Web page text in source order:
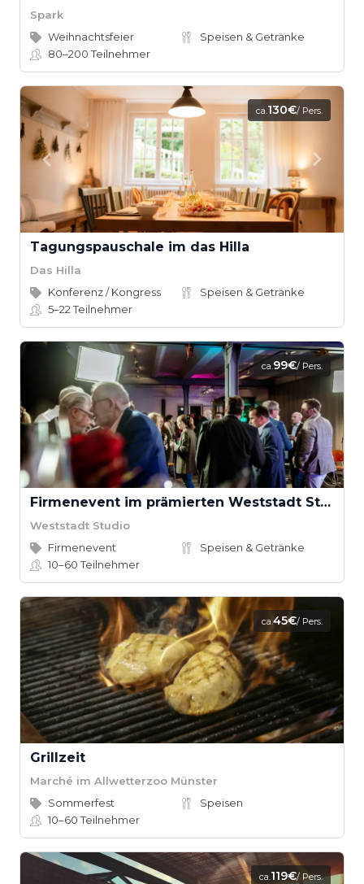
Spark
Weihnachtsfeier
Speisen & Getränke
80–200Teilnehmer
ca.130€/ Pers.
Tagungspauschale im das Hilla
Das Hilla
Konferenz / Kongress
Speisen & Getränke
5–22Teilnehmer
ca.99€/ Pers.
Firmenevent im prämierten Weststadt Studio
Weststadt Studio
Firmenevent
Speisen & Getränke
10–60Teilnehmer
ca.45€/ Pers.
Grillzeit
Marché im Allwetterzoo Münster
Sommerfest
Speisen
10–60Teilnehmer
ca.119€/ Pers.